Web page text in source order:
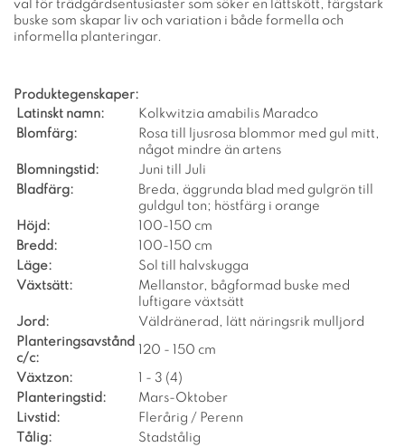
val för trädgårdsentusiaster som söker en lättskött, färgstark
buske som skapar liv och variation i både formella och
informella planteringar.
Produktegenskaper:
Latinskt namn:
Kolkwitzia amabilis Maradco
Blomfärg:
Rosa till ljusrosa blommor med gul mitt,
något mindre än artens
Blomningstid:
Juni till Juli
Bladfärg:
Breda, äggrunda blad med gulgrön till
guldgul ton; höstfärg i orange
Höjd:
100-150 cm
Bredd:
100-150 cm
Läge:
Sol till halvskugga
Växtsätt:
Mellanstor, bågformad buske med
luftigare växtsätt
Jord:
Väldränerad, lätt näringsrik mulljord
Planteringsavstånd
c/c:
120 - 150 cm
Växtzon:
1 - 3 (4)
Planteringstid:
Mars-Oktober
Livstid:
Flerårig / Perenn
Tålig:
Stadstålig